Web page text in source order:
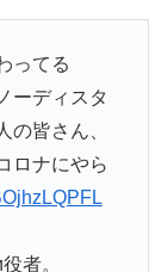
ってる
ーディスタ
の皆さん、
ロナにやら
者。